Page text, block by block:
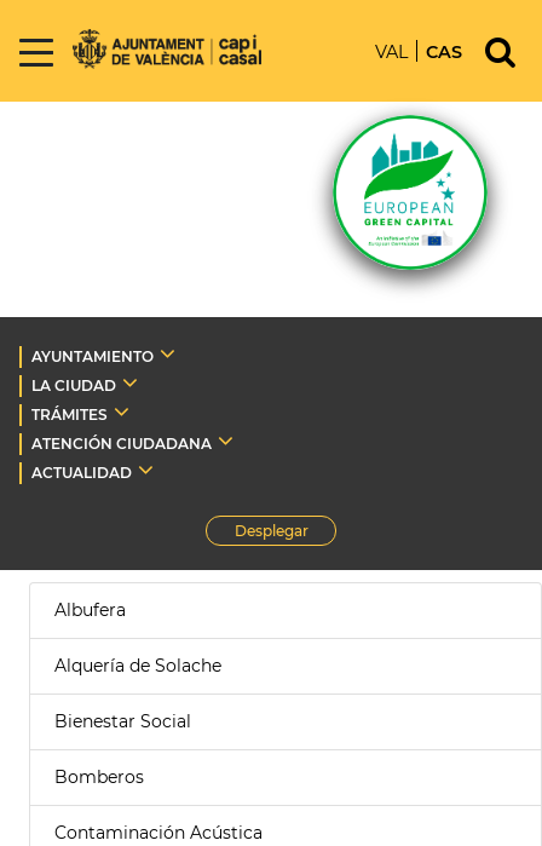
VAL CAS
AYUNTAMIENTO
LA CIUDAD
TRÁMITES
ATENCIÓN CIUDADANA
ACTUALIDAD
Desplegar
Albufera
Alquería de Solache
Bienestar Social
Bomberos
Contaminación Acústica